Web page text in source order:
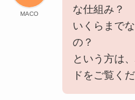
MACO
な仕組み？
いくらまで
の？
という方は
ドをご覧く